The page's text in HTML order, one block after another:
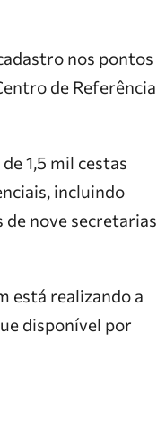
nos pontos
de Referência
1,5 mil cestas
incluindo
nove secretarias
está realizando a
disponível por